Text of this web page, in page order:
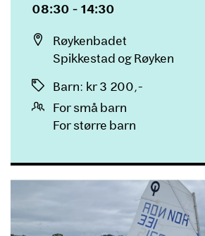
08:30 - 14:30
Røykenbadet
Spikkestad og Røyken
Barn: kr 3 200,-
For små barn
For større barn